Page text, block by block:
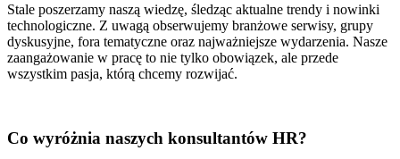
Stale poszerzamy naszą wiedzę, śledząc aktualne trendy i nowinki
technologiczne. Z uwagą obserwujemy branżowe serwisy, grupy
dyskusyjne, fora tematyczne oraz najważniejsze wydarzenia. Nasze
zaangażowanie w pracę to nie tylko obowiązek, ale przede
wszystkim pasja, którą chcemy rozwijać.
Co wyróżnia naszych konsultantów HR?